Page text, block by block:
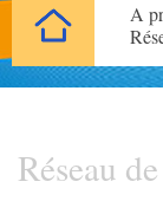
A
Réseau